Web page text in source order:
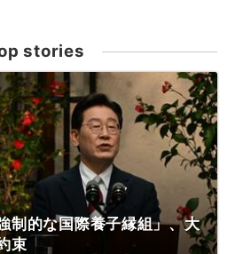
stories
制的な国際養子縁組」、大
束